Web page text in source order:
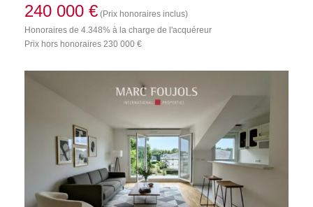
240 000 € (Prix honoraires inclus)
Honoraires de 4.348% à la charge de l'acquéreur
Prix hors honoraires 230 000 €